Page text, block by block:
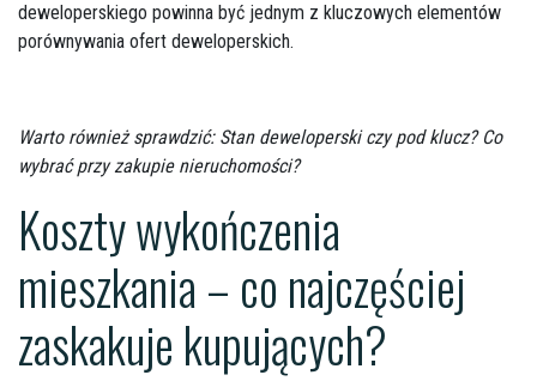
deweloperskiego powinna być jednym z kluczowych elementów
porównywania ofert deweloperskich.
Warto również sprawdzić: Stan deweloperski czy pod klucz? Co
wybrać przy zakupie nieruchomości?
Koszty wykończenia
mieszkania – co najczęściej
zaskakuje kupujących?